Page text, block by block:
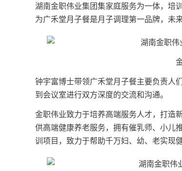
湖南金职伟业集团集家庭服务为一体，培
为广禾堂月子餐是月子调理第一品牌，未
钟宇富博士带领广禾堂月子餐主要负责人
到会议室进行双方深度的交流和沟通。
金职伟业致力于培养高端服务人才，打造
供高端健康养老服务，拥有催乳师、小儿
训项目，致力于帮助千万妇、幼、老实现